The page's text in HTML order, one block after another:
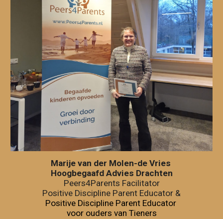
Marije van der Molen-de Vries
Hoogbegaafd Advies Drachten
Peers4Parents Facilitator
Positive Discipline Parent Educator &
Positive Discipline Parent Educator
voor ouders van Tieners